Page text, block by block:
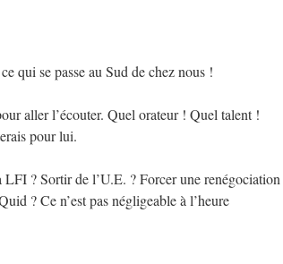
qui se passe au Sud de chez nous !
aller l’écouter. Quel orateur ! Quel talent !
pour lui.
? Sortir de l’U.E. ? Forcer une renégociation
? Ce n’est pas négligeable à l’heure